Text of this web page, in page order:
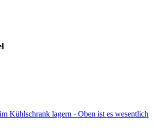
Kühlschrank lagern - Oben ist es wesentlich